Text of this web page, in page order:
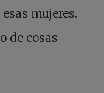
mujeres.
de cosas